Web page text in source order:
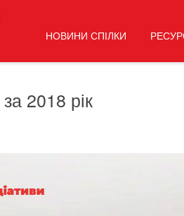
НОВИНИ СПІЛКИ
2018 рік